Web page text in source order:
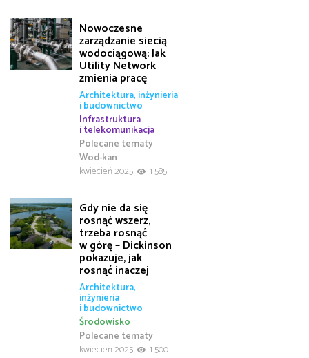
Nowoczesne
zarządzanie siecią
wodociągową: Jak
Utility Network
zmienia pracę
Architektura, inżynieria
i budownictwo
Infrastruktura
i telekomunikacja
Polecane tematy
Wod-kan
kwiecień 2025
1 585
Gdy nie da się
rosnąć wszerz,
trzeba rosnąć
w górę – Dickinson
pokazuje, jak
rosnąć inaczej
Architektura,
inżynieria
i budownictwo
Polecane tematy
Środowisko
kwiecień 2025
1 500